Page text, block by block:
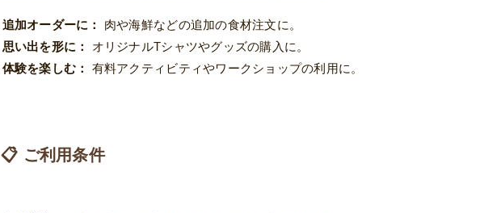
追加オーダーに：
肉や海鮮などの追加の食材注文に。
思い出を形に：
オリジナルTシャツやグッズの購入に。
体験を楽しむ：
有料アクティビティやワークショップの利用に。
📋 ご利用条件